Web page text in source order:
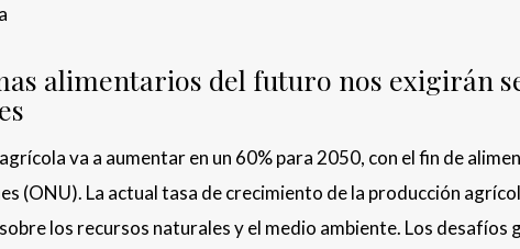
alimentarios del futuro nos exigirán
va a aumentar en un 60% para 2050, con el fin de
(ONU). La actual tasa de crecimiento de la producción
los recursos naturales y el medio ambiente. Los desafíos